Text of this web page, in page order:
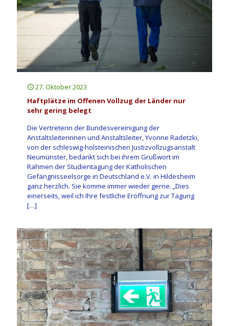
27. Oktober 2023
Haftplätze im Offenen Vollzug der Länder nur
sehr gering belegt
Die Vertreterin der Bundesvereinigung der
Anstaltsleiterinnen und Anstaltsleiter, Yvonne Radetzki,
von der schleswig-holsteinischen Justizvollzugsanstalt
Neumünster, bedankt sich bei ihrem Grußwort im
Rahmen der Studientagung der Katholischen
Gefängnisseelsorge in Deutschland e.V. in Hildesheim
ganz herzlich. Sie komme immer wieder gerne. „Dies
einerseits, weil ich Ihre festliche Eröffnung zur Tagung
[…]